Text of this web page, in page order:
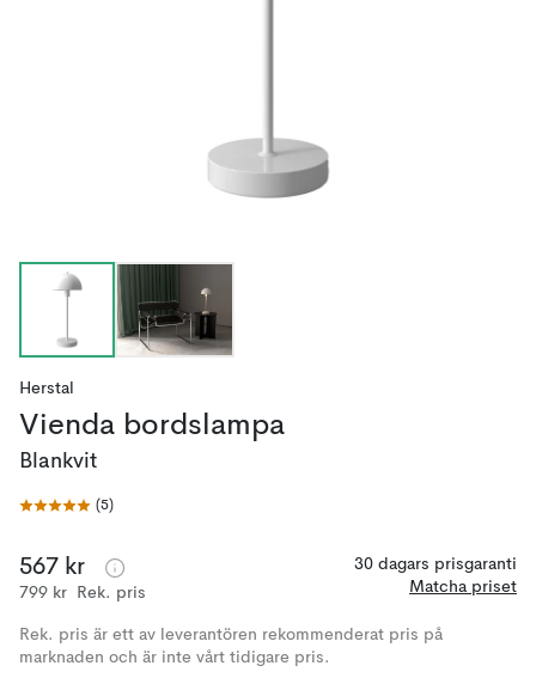
Herstal
Vienda bordslampa
Blankvit
(5)
567 kr
799 kr Rek. pris
30 dagars prisgaranti
Matcha priset
Rek. pris är ett av leverantören rekommenderat pris på
marknaden och är inte vårt tidigare pris.